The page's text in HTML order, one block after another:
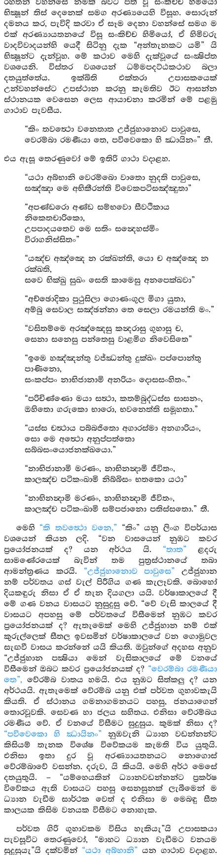
රහතන් වහන්සේ නමක් බවට පත් වූ සංකිච්ච හිමියෝ
භික්‍ෂූන් තිස් දෙනෙක් සමග අරණ්‍යයෙහි විසූහ. සොරුන්
දමනය කර, පැවිදි කරවා ඒ සෑම දෙනා වහන්සේ සමග ම
එක් අරණ්‍යායතනයේ විසූ සංකිච්ච හිමියෝ, ඒ හිමිවරු
වාදවිවාදයන්හි යෙදී සිටිනු දැක “අන්තැනකට යමි” යි
භික්‍ෂූන්ට දැන්වූහ. මේ කථාව මෙහි දැක්වූයේ සංක්‍ෂිප්ත
වශයෙනි. විස්තර වශයෙන් ධම්මපදට්ඨකථාව බලා
දතයුත්තේය. ඉක්බිති එක්තරා උපාසකයෙක්
උන්වහන්සේට උපස්ථාන කරනු කැමතිව ඊට ආසන්න
ස්ථානයක වෙසෙන ලෙස ආයාචනා කරමින් මේ පළමු
ගාථාව පැවසීය.
“කිං තවත්‍ථො වනෙතාත උජ්ජුහානොව පාවුසෙ,
වෙරම්බා රමණීයා තෙ, පවිවෙකො හි ඣායිනං” තී.
එය ඇසූ තෙරණුවෝ මේ ඉතිරි ගාථා වදාළහ.
“යථා අබ්භානි වෙරම්බො වාතො නුදති පාවුසෙ,
සඤ්ඤා මෙ අභිකීරන්ති විවෙකපටිසඤ්ඤුතා”
“අපණ්ඩරො අණ්ඩ සම්භවො සීවථිකාය
නිකෙතචාරිකො,
උපපාදයතෙව මෙ සතිං සන්‍දෙහස්මිං
විරාගනිස්සිතං”
“යඤ්ච අඤ්ඤෙ න රක්ඛන්ති, යො ච අඤ්ඤෙ න
රක්ඛති,
සවෙ භික්ඛු සුඛං සෙති කාමෙසු අනපෙක්ඛවා”
“අච්ඡොදිකා පුථුසිලා ගොණංගුල මිගා යුතා,
අම්බු සෙවාල සඤ්ඡන්නා තෙ සෙලා රමයන්ති මං.”
“වසිතම්මෙ අරඤ්ඤෙසු කන්‍දරාසු ගුහාසු ච,
සෙනා සනෙසු පන්තෙසු වාළමිග නිවෙසිතෙ”
“ඉමෙ හඤ්ඤන්තු වජ්ඣන්තු දුක්ඛං පප්පොන්තු
පාණිනො,
සංකප්පං නාභිජානාමි අනරියං දොසසංහිතං.”
“පරිචිණ්ණො මයා සත්‍ථා, කතම්බුද්ධස්ස සාසනං,
ඔහිතො ගරුකො භාරො, භවනෙත්ති සමූහතා.”
“යස්ස චත්‍ථාය පබ්බජිතො අගාරස්මා අනගාරියං,
සො මෙ අත්‍ථො අනුප්පත්තො
සබ්බසංයොජනක්ඛයො.”
“නාභිජානාමි මරණං, නාභිනන්‍දාමි ජීවිතං,
කාලඤ්ච පටිකංඛාමි නිබ්බිසං භතකො යථා”
“නාභිනන්‍දාමි මරණං, නාභිනන්‍දාමි ජීවිතං,
කාලඤ්ච පටිකංඛාමි සම්පජානො පතිස්සතො.” තී.
මෙහි “කි තවත්‍ථො වනෙ,” “කිං” යනු ලිංග විපර්යාස
වශයෙන් කියන ලදි. “වන වාසයෙන් නුඹට කවර
ප්‍රයෝජනයක් ද? යන අර්ථය යි. “තාත” ළදරු
සාමණේරයෙක් බැවින් තම පුත්‍රස්ථානයේ තබා
ආමන්ත්‍රණය කරයි. “උජ්ජුහානොව පාවුසෙ” උජ්ජුහාන
නම් පර්වතය ගස් වැල් පිරීගිය ගණ කැලෑවකි. බොහෝ
දියකඳුරු නිසා ඒ ඒ තැන දියගලා යයි. වර්ෂාකාලයේ දී
මේ ගණ වනය වාසයට නුසුදුසු වේ. “වේ වැසි කාලයේ දී
වාසයට අපහසු මේ පර්වතයේ විසීමෙන් නුඹට කවර
ප්‍රයෝජනයක් ද? ඇතැමෙක් මෙහි උජ්ජුහාන නම් එක්
කුරුල්ලෙක් සීතල ඉවසමින් වර්ෂාකාලයේ වන ගොමුවල
සැඟවී වාසය කරන්නේ යයි කියති. ඔවුන්ගේ අදහස අනුව
“උජ්ජුහාන පක්‍ෂියා මෙන් වැසිකාලයේ මේ වනයේ
විසීමෙන් ඔබට කවර ප්‍රයෝජනයක් ද? “වෙරම්බා රමණීයා
තෙ”, වේරම්බ වාතය හමයි. එය නුඹට සිත්කලු ද? යන
අර්ථයයි. ඇතැමෙක් වේරම්බ යනු එක් පර්වත ගුහාවකැයි
කියති. ඒ ස්ථානය ගමනාගමනයට පහසු, ජනයාගෙන්
තොරවූවකි. සෙවණ හා ජලය සහිතය. එනිසා වේරම්බය
රමණීය වේ. ඒ වනයේ විසීමට සුදුසුය. කුමක් නිසා ද?
“පවිවෙකො හි ඣායිනං” නුඹවැනි ධ්‍යාන වඩන්නන්ට
කිසියම් තැනක විශේෂ විවේකයම කැමති විය යුතුයි.
එනිසා ඉතා දුර වූ අරණ්‍යායතනයට නොගොස්
වේරම්බාවේ වසන්න. දරුව, යි කියයි. මෙහි අර්ථ මෙසේ
දතයුතුයි. – “යම්හෙයකින් ධ්‍යානවඩන්නන්ට ප්‍රකර්ෂ
විවේකය ඇති වාසයට පහසු සෙනසුනක් ලැබීමෙන් ම
ධ්‍යාන වැඩීම සාර්ථක වෙත් ද එනිසා ම මෙබඳු සීත
කාලයක කිසිම වනයක විසීමට නොහැක.
පර්වත ගිරි ගුහාවකම විසිය හැකියැ”යි උපාසකයා
පැවසූවිට තෙරණුවෝ, “මාහට ධ්‍යාන වැඩීමට වනයම
සුදුසුයැ”යි දක්වමින් “යථා අබ්හානි” යන ගාථාව වදාළහ.